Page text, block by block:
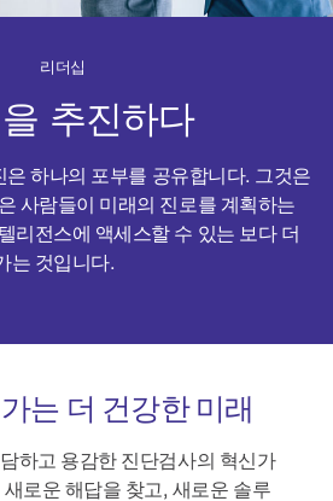
리더십
추진하다
하나의 포부를 공유합니다. 그것은
사람들이 미래의 진로를 계획하는
리전스에 액세스할 수 있는 보다 더
는 것입니다.
는 더 건강한 미래
하고 용감한 진단검사의 혁신가
로운 해답을 찾고, 새로운 솔루